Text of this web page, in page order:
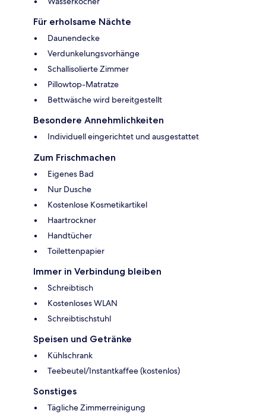
Für erholsame Nächte
Daunendecke
Verdunkelungsvorhänge
Schallisolierte Zimmer
Pillowtop-Matratze
Bettwäsche wird bereitgestellt
Besondere Annehmlichkeiten
Individuell eingerichtet und ausgestattet
Zum Frischmachen
Eigenes Bad
Nur Dusche
Kostenlose Kosmetikartikel
Haartrockner
Handtücher
Toilettenpapier
Immer in Verbindung bleiben
Schreibtisch
Kostenloses WLAN
Schreibtischstuhl
Speisen und Getränke
Kühlschrank
Teebeutel/Instantkaffee (kostenlos)
Sonstiges
Tägliche Zimmerreinigung